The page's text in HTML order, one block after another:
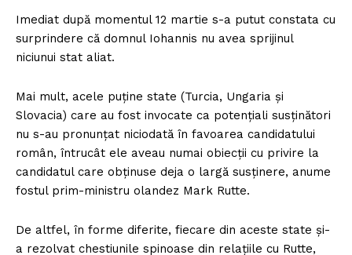
Imediat după momentul 12 martie s-a putut constata cu
surprindere că domnul Iohannis nu avea sprijinul
niciunui stat aliat.
Mai mult, acele puține state (Turcia, Ungaria și
Slovacia) care au fost invocate ca potențiali susținători
nu s-au pronunțat niciodată în favoarea candidatului
român, întrucât ele aveau numai obiecții cu privire la
candidatul care obținuse deja o largă susținere, anume
fostul prim-ministru olandez Mark Rutte.
De altfel, în forme diferite, fiecare din aceste state și-
a rezolvat chestiunile spinoase din relațiile cu Rutte,